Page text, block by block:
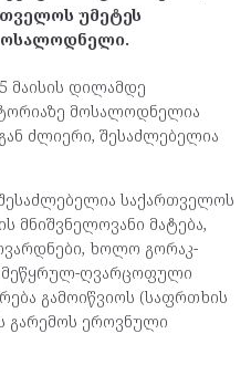
უმეტეს
მაისის დილამდე
მოსალოდნელია
ძლიერი, შესაძლებელია
საქართველოს
მნიშვნელოვანი მატება,
ხოლო გორაკ-
მეწყრულ-ღვარცოფული
გამოიწვიოს (საფრთხის
გარემოს ეროვნული